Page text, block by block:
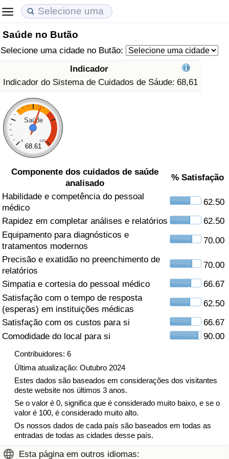
Saúde no Butão
Selecione uma cidade no Butão:
Indicador
Indicador do Sistema de Cuidados de Sáude: 68,61
Saúde
0 120
68.61
Componente dos cuidados de saúde
analisado
% Satisfação
Habilidade e competência do pessoal
médico
62.50
Rapidez em completar análises e relatórios
62.50
Equipamento para diagnósticos e
tratamentos modernos
70.00
Precisão e exatidão no preenchimento de
relatórios
70.00
Simpatia e cortesia do pessoal médico
66.67
Satisfação com o tempo de resposta
(esperas) em instituições médicas
62.50
Satisfação com os custos para si
66.67
Comodidade do local para si
90.00
Contribuidores: 6
Última atualização: Outubro 2024
Estes dados são baseados em considerações dos visitantes
deste website nos últimos 3 anos.
Se o valor é 0, significa que é considerado muito baixo, e se o
valor é 100, é considerado muito alto.
Os nossos dados de cada país são baseados em todas as
entradas de todas as cidades desse país.
Esta página em outros idiomas:
Custo de Vida
Indicador de Custo de Vida (Atual)
Indicador de Custo de Vida
Indicador de Custo de Vida Por País
em Aqaba
Preços de Imóveis
Indicador de Preços de Imóveis (Atual)
Indicador de Preços de Imóveis
Indicador de Preços de Imóveis por País
Qualidade de Vida
Indicador de Qualidade de Vida
Indicador de Qualidade de Vida (Atual)
Índice de qualidade de vida por país
Crime
Taxa do Indicador de Crime (Atual)
Indicador de Crime
Índice de criminalidade por país
Saúde
Indicador de Saúde (Atual)
Indicador de Saúde
Indicador de Saúde por País
Poluição
Indicador de Poluição (Atual)
Índice de poluição
Indicador de Poluição por País
Trânsito